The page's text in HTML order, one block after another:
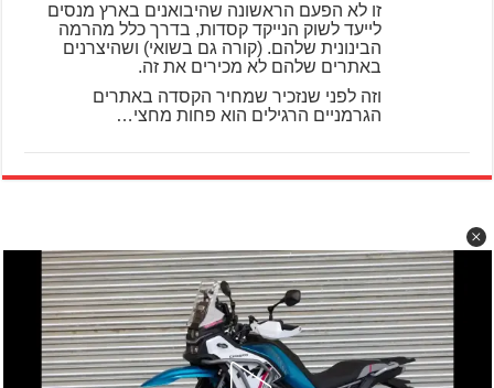
זו לא הפעם הראשונה שהיבואנים בארץ מנסים
לייעד לשוק הנייקד קסדות, בדרך כלל מהרמה
הבינונית שלהם. (קורה גם בשואי) ושהיצרנים
באתרים שלהם לא מכירים את זה.
וזה לפני שנזכיר שמחיר הקסדה באתרים
הגרמניים הרגילים הוא פחות מחצי…